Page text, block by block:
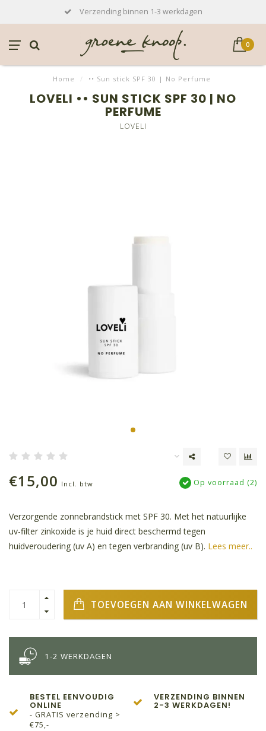
Verzending binnen 1-3 werkdagen
0
Home / •• Sun stick SPF 30 | No Perfume
LOVELI •• SUN STICK SPF 30 | NO
PERFUME
LOVELI
€15,00 Incl. btw Op voorraad (2)
Verzorgende zonnebrandstick met SPF 30. Met het natuurlijke
uv-filter zinkoxide is je huid direct beschermd tegen
huidveroudering (uv A) en tegen verbranding (uv B). Lees meer..
TOEVOEGEN AAN WINKELWAGEN
1-2 WERKDAGEN
BESTEL EENVOUDIG
ONLINE
- GRATIS verzending >
€75,-
VERZENDING BINNEN
2-3 WERKDAGEN!